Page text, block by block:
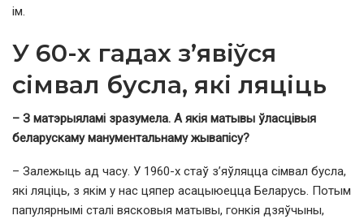
ім.
У 60-х гадах з’явіўся
сімвал бусла, які ляціць
– З матэрыяламі зразумела. А якія матывы ўласцівыя
беларускаму манументальнаму жывапісу?
– Залежыць ад часу. У 1960-х стаў з’яўляцца сімвал бусла,
які ляціць, з якім у нас цяпер асацыюецца Беларусь. Потым
папулярнымі сталі вясковыя матывы, гонкія дзяўчыны,